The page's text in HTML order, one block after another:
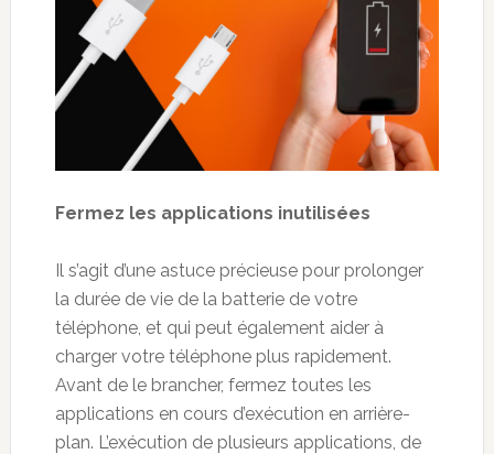
Fermez les applications inutilisées
Il s’agit d’une astuce précieuse pour prolonger
la durée de vie de la batterie de votre
téléphone, et qui peut également aider à
charger votre téléphone plus rapidement.
Avant de le brancher, fermez toutes les
applications en cours d’exécution en arrière-
plan. L’exécution de plusieurs applications, de